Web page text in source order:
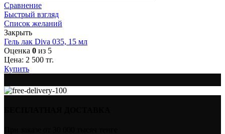
Сравнение
Быстрый взгляд
Список желаний
Закрыть
Гель лак Diva 035, 15 мл
Оценка 0 из 5
Цена: 2 500 тг.
Купить